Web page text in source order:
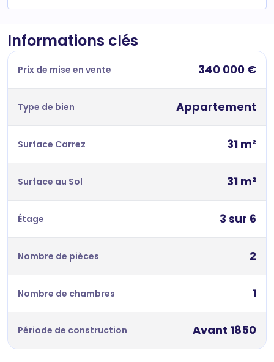
Informations clés
Prix de mise en vente 340 000 €
Type de bien Appartement
Surface Carrez 31 m²
Surface au Sol 31 m²
Étage 3 sur 6
Nombre de pièces 2
Nombre de chambres 1
Période de construction Avant 1850